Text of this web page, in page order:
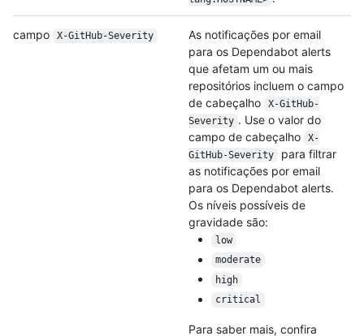
campo X-GitHub-Severity
As notificações por email
para os Dependabot alerts
que afetam um ou mais
repositórios incluem o campo
de cabeçalho
X-GitHub-
Severity . Use o valor do
campo de cabeçalho
X-
GitHub-Severity
para filtrar
as notificações por email
para os Dependabot alerts.
Os níveis possíveis de
gravidade são:
low
moderate
high
critical
Para saber mais, confira